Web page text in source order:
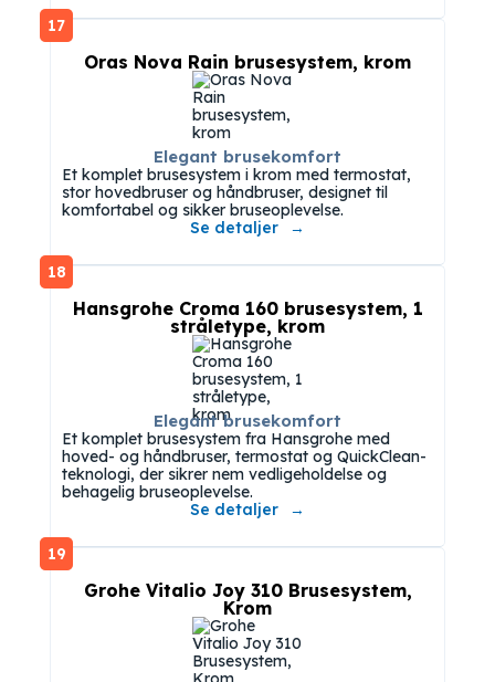
17
Elegant brusekomfort
Oras Nova Rain brusesystem, krom
Et komplet brusesystem i krom med termostat,
stor hovedbruser og håndbruser, designet til
komfortabel og sikker bruseoplevelse.
Se detaljer
18
Elegant brusekomfort
Hansgrohe Croma 160 brusesystem, 1
stråletype, krom
Et komplet brusesystem fra Hansgrohe med
hoved- og håndbruser, termostat og QuickClean-
teknologi, der sikrer nem vedligeholdelse og
behagelig bruseoplevelse.
Se detaljer
19
Grohe Vitalio Joy 310 Brusesystem,
Krom